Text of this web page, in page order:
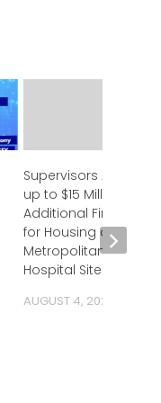
Supervisors Approve
up to $15 Million in
Additional Financing
for Housing at
Metropolitan State
Hospital Site
AUGUST 4, 2026